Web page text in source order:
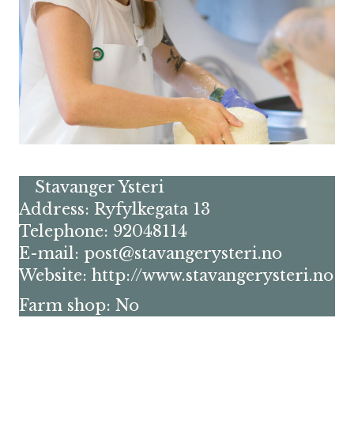
Stavanger Ysteri
Address: Ryfylkegata 13
Telephone: 92048114
E-mail: post@stavangerysteri.no
Website: http://www.stavangerysteri.no
Farm shop: No